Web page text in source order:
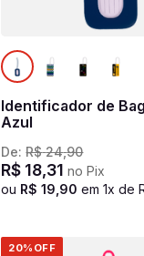
Identificador de
Azul
De:R$ 24,90
R$ 18,31 no Pix
ou R$ 19 90 em1x de
20% OFF